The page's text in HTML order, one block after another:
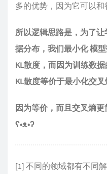
多的优势，因为它可以和
所以逻辑思路是，为了
据分布，我们最小化 模
KL散度，而因为训练数
KL散度等价于最小化交叉
因为等价，而且交叉熵
ʕ•ᴥ•ʔ
[1] 不同的领域都有不同